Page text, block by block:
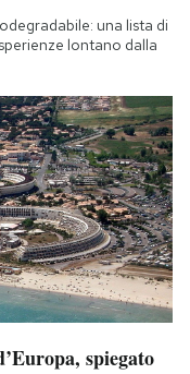
una lista di
lontano dalla
spiegato